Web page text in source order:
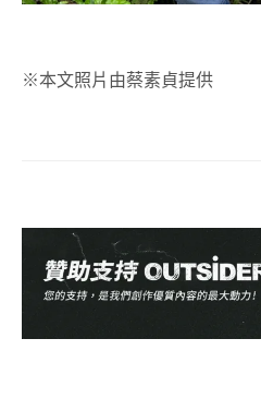
※本文照片由蔡素貞提供